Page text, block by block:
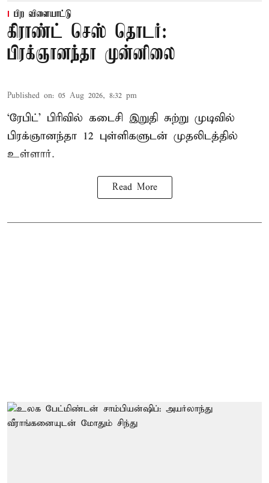
பிற விளையாட்டு
கிராண்ட் செஸ் தொடர்:
பிரக்ஞானந்தா முன்னிலை
Published on: 05 Aug 2026, 8:32 pm
‘ரேபிட்’ பிரிவில் கடைசி இறுதி சுற்று முடிவில்
பிரக்ஞானந்தா 12 புள்ளிகளுடன் முதலிடத்தில்
உள்ளார்.
Read More